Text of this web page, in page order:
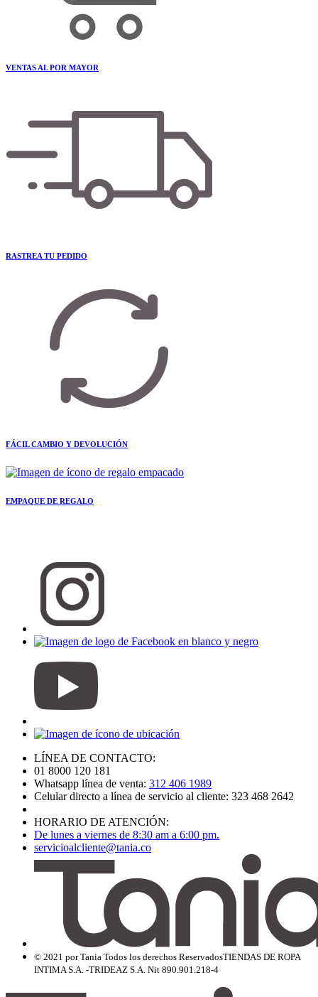
VENTAS AL POR MAYOR
RASTREA TU PEDIDO
FÁCIL CAMBIO Y DEVOLUCIÓN
EMPAQUE DE REGALO
LÍNEA DE CONTACTO:
01 8000 120 181
Whatsapp línea de venta: 312 406 1989
Celular directo a línea de servicio al cliente: 323 468 2642
HORARIO DE ATENCIÓN:
De lunes a viernes de 8:30 am a 6:00 pm.
servicioalcliente@tania.co
© 2021 por Tania Todos los derechos ReservadosTIENDAS DE ROPA
INTIMA S.A. -TRIDEAZ S.A. Nit 890.901.218-4